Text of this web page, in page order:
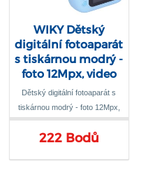
WIKY Dětský
digitální fotoaparát
s tiskárnou modrý -
foto 12Mpx, video
Full HD
Dětský digitální fotoaparát s
tiskárnou modrý - foto 12Mpx,
video Full HD
222 Bodů